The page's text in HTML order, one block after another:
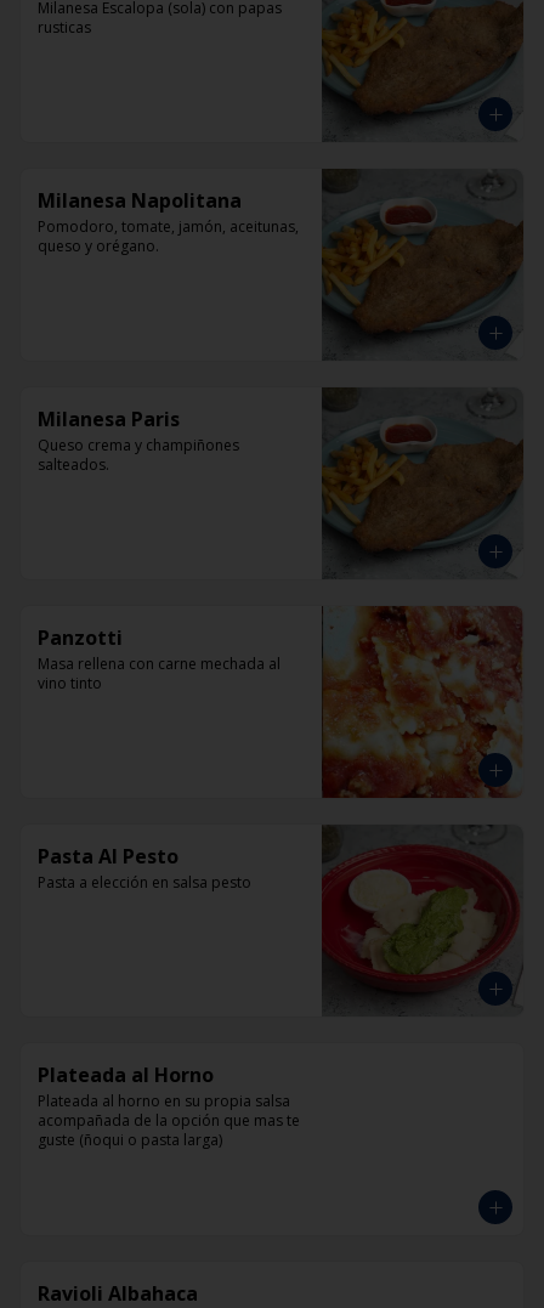
Milanesa Escalopa (sola) con papas
rusticas
Milanesa Napolitana
Pomodoro, tomate, jamón, aceitunas,
queso y orégano.
Milanesa Paris
Queso crema y champiñones
salteados.
Panzotti
Masa rellena con carne mechada al
vino tinto
Pasta Al Pesto
Pasta a elección en salsa pesto
Plateada al Horno
Plateada al horno en su propia salsa
acompañada de la opción que mas te
guste (ñoqui o pasta larga)
Ravioli Albahaca